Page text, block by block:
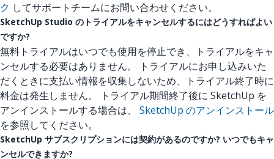
ク してサポートチームにお問い合わせください。
SketchUp Studio のトライアルをキャンセルするにはどうすればよい
ですか?
無料トライアルはいつでも使用を停止でき、トライアルをキャ
ンセルする必要はありません。 トライアルにお申し込みいた
だくときに支払い情報を収集しないため、トライアル終了時に
料金は発生しません。 トライアル期間終了後に SketchUp を
アンインストールする場合は、 SketchUp のアンインストール
を参照してください。
SketchUp サブスクリプションには契約があるのですか? いつでもキャ
ンセルできますか?